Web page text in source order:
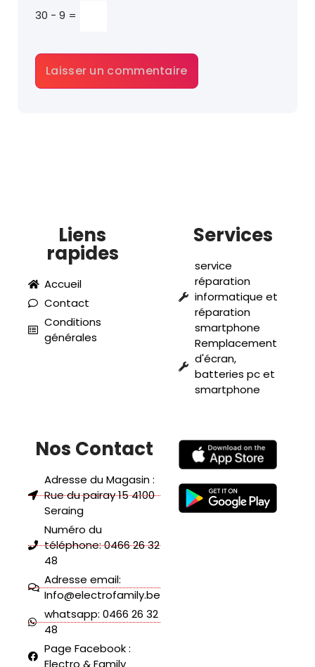
30 − 9 =
Liens
rapides
Accueil
Contact
Conditions
générales
Services
service
réparation
informatique et
réparation
smartphone
Remplacement
d'écran,
batteries pc et
smartphone
Nos Contact
Adresse du Magasin :
Rue du pairay 15 4100
Seraing
Numéro du
téléphone: 0466 26 32
48
Adresse email:
Info@electrofamily.be
whatsapp: 0466 26 32
48
Page Facebook :
Electro & Family